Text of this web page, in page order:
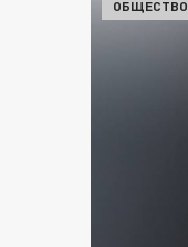
ОБЩЕСТВО